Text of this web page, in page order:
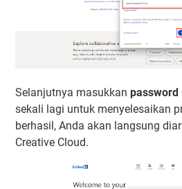
Selanjutnya masukkan password
sekali lagi untuk menyelesaikan
berhasil, Anda akan langsung
Creative Cloud.